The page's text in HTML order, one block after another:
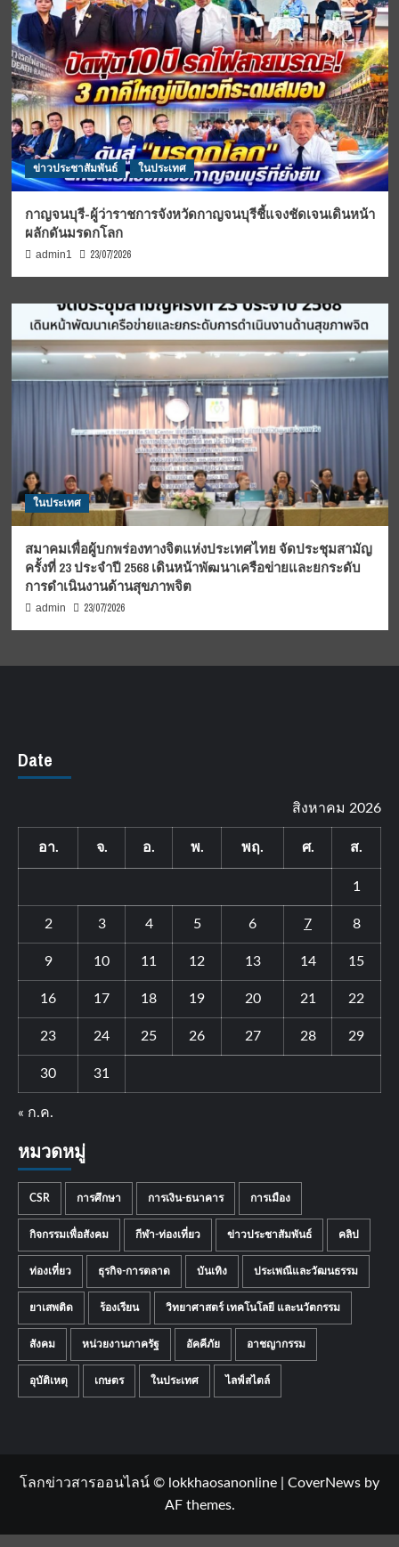
ข่าวประชาสัมพันธ์ ในประเทศ
กาญจนบุรี-ผู้ว่าราชการจังหวัดกาญจนบุรีชี้แจงชัดเจนเดินหน้า
ผลักดันมรดกโลก
admin1 23/07/2026
ในประเทศ
สมาคมเพื่อผู้บกพร่องทางจิตแห่งประเทศไทย จัดประชุมสามัญ
ครั้งที่ 23 ประจำปี 2568 เดินหน้าพัฒนาเครือข่ายและยกระดับ
การดำเนินงานด้านสุขภาพจิต
admin 23/07/2026
Date
สิงหาคม 2026
อา. จ. อ. พ. พฤ. ศ. ส.
1
2 3 4 5 6 7 8
9 10 11 12 13 14 15
16 17 18 19 20 21 22
23 24 25 26 27 28 29
30 31
« ก.ค.
หมวดหมู่
CSR การศึกษา การเงิน-ธนาคาร การเมือง
กิจกรรมเพื่อสังคม กีฬา-ท่องเที่ยว ข่าวประชาสัมพันธ์ คลิป
ท่องเที่ยว ธุรกิจ-การตลาด บันเทิง ประเพณีและวัฒนธรรม
ยาเสพติด ร้องเรียน วิทยาศาสตร์ เทคโนโลยี และนวัตกรรม
สังคม หน่วยงานภาครัฐ อัคคีภัย อาชญากรรม
อุบัติเหตุ เกษตร ในประเทศ ไลฟ์สไตล์
โลกข่าวสารออนไลน์ © lokkhaosanonline CoverNews by
AF themes.